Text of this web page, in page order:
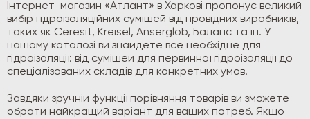
Інтернет-магазин «Атлант» в Харкові пропонує великий
вибір гідроізоляційних сумішей від провідних виробників,
таких як Ceresit, Kreisel, Anserglob, Баланс та ін. У
нашому каталозі ви знайдете все необхідне для
гідроізоляції: від сумішей для первинної гідроізоляції до
спеціалізованих складів для конкретних умов.
Завдяки зручній функції порівняння товарів ви зможете
обрати найкращий варіант для ваших потреб. Якщо